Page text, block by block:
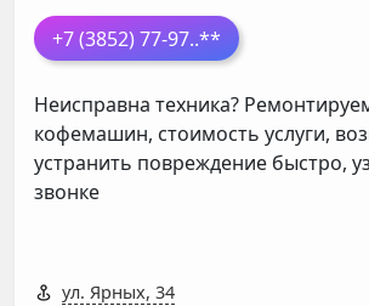
+7 (3852) 77-97..**
Неисправна техника?
кофемашин, стоимость услуги,
устранить повреждение быстро,
звонке
ул. Ярных, 34